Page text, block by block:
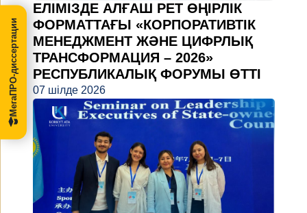
ЕЛІМІЗДЕ АЛҒАШ РЕТ ӨҢІРЛІК
ФОРМАТТАҒЫ «КОРПОРАТИВТІК
МЕНЕДЖМЕНТ ЖӘНЕ ЦИФРЛЫҚ
ТРАНСФОРМАЦИЯ – 2026»
РЕСПУБЛИКАЛЫҚ ФОРУМЫ ӨТТІ
07 шілде 2026
МегаПРО-диссертации